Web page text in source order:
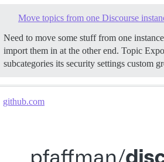
Move topics from one Discourse
Need to move some stuff from one
import them in at the other end. Topic
subcategories its security settings custom
github.com